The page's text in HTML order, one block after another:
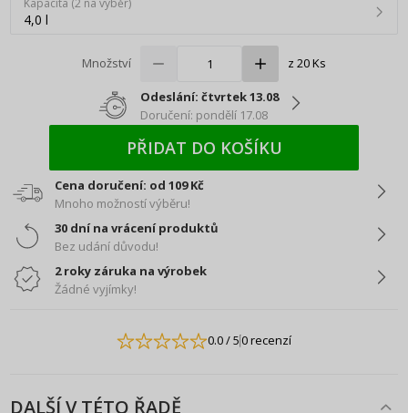
4,0 l
Množství z 20 Ks
Odeslání: čtvrtek 13.08
Doručení: pondělí 17.08
PŘIDAT DO KOŠÍKU
Cena doručení: od 109 Kč
Mnoho možností výběru!
30 dní na vrácení produktů
Bez udání důvodu!
2 roky záruka na výrobek
Žádné vyjímky!
0.0/ 50 recenzí
DALŠÍ V TÉTO ŘADĚ